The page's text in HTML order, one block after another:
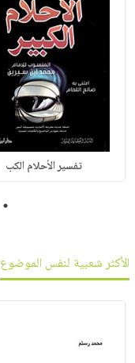
تفسير الأحلام الكب
1
الأكثر شعبية لنفس الموضوع